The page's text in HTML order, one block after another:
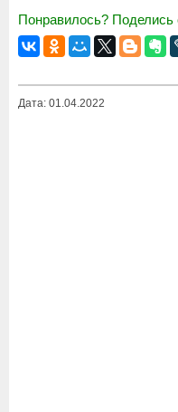
Понравилось? Поделись
Дата: 01.04.2022